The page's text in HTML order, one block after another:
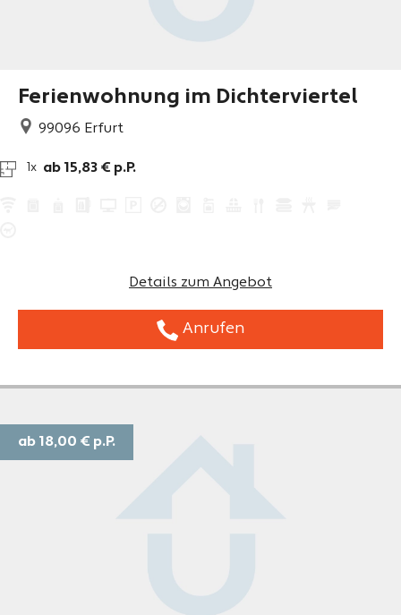
Ferienwohnung im Dichterviertel
99096 Erfurt
1x ab 15,83 € p.P.
Details zum Angebot
Anrufen
ab 18,00 € p.P.